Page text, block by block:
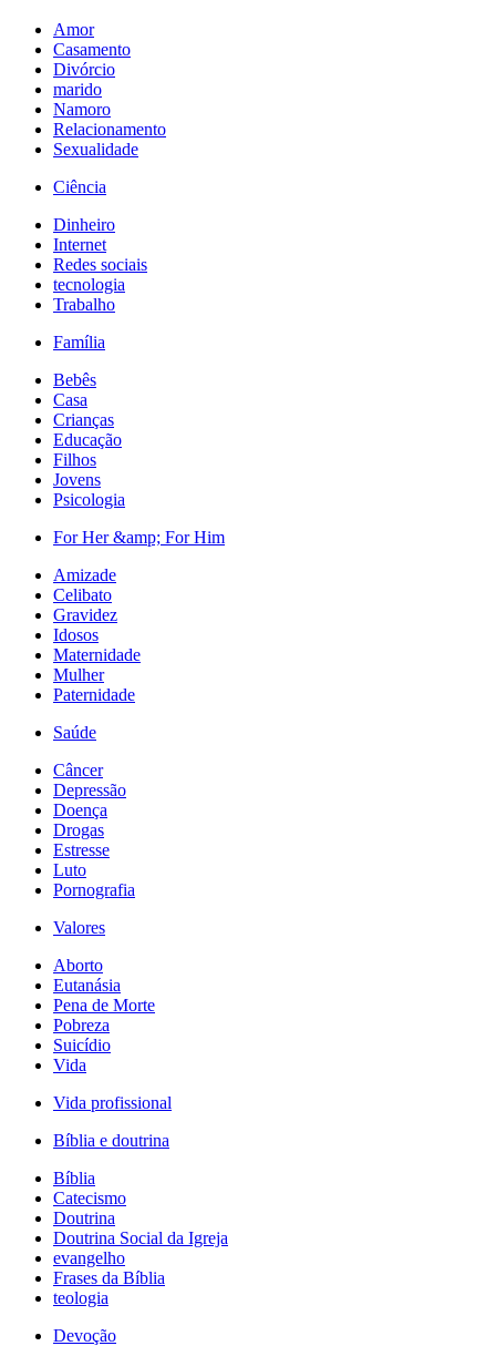
Amor
Casamento
Divórcio
marido
Namoro
Relacionamento
Sexualidade
Ciência
Dinheiro
Internet
Redes sociais
tecnologia
Trabalho
Família
Bebês
Casa
Crianças
Educação
Filhos
Jovens
Psicologia
For Her &amp; For Him
Amizade
Celibato
Gravidez
Idosos
Maternidade
Mulher
Paternidade
Saúde
Câncer
Depressão
Doença
Drogas
Estresse
Luto
Pornografia
Valores
Aborto
Eutanásia
Pena de Morte
Pobreza
Suicídio
Vida
Vida profissional
Bíblia e doutrina
Bíblia
Catecismo
Doutrina
Doutrina Social da Igreja
evangelho
Frases da Bíblia
teologia
Devoção